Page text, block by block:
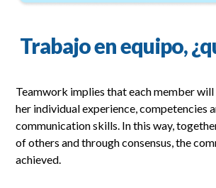
Trabajo en equipo,
Teamwork implies that each member
her individual experience, competencies
communication skills. In this way,
of others and through consensus, the
achieved.